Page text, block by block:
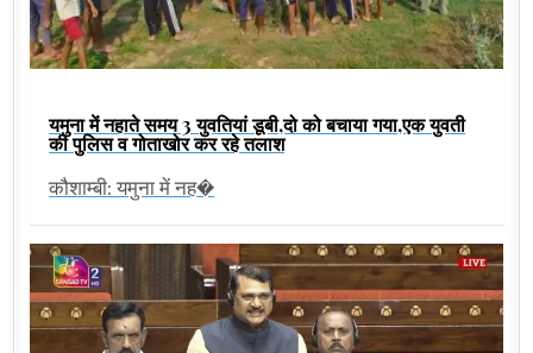
यमुना में नहाते समय 3 युवतियां डूबी,दो को बचाया गया,एक युवती
की पुलिस व गोताखोर कर रहे तलाश
कौशाम्बी: यमुना में नह�